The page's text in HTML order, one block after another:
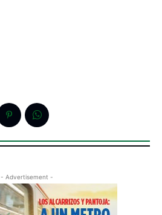
- Advertisement -